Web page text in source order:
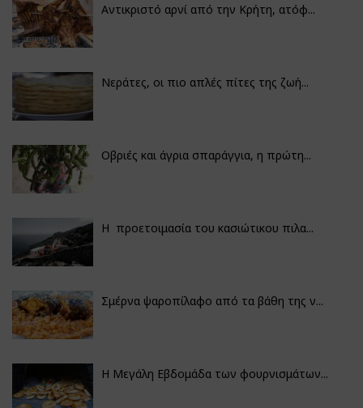
Αντικριστό αρνί από την Κρήτη, ατόφ...
Νεράτες, οι πιο απλές πίτες της ζωή...
Οβριές και άγρια σπαράγγια, η πρώτη...
Η προετοιμασία του κασιώτικου πιλα...
Σμέρνα ψαροπίλαφο από τα βάθη της ν...
Η Μεγάλη Εβδομάδα των φουρνισμάτων...